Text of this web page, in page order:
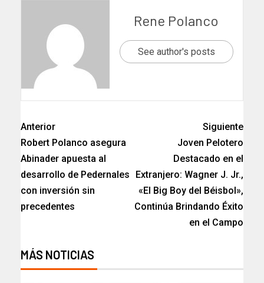
Rene Polanco
See author's posts
Anterior
Robert Polanco asegura
Abinader apuesta al
desarrollo de Pedernales
con inversión sin
precedentes
Siguiente
Joven Pelotero
Destacado en el
Extranjero: Wagner J. Jr.,
«El Big Boy del Béisbol»,
Continúa Brindando Éxito
en el Campo
MÁS NOTICIAS